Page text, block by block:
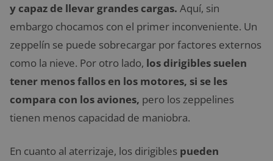
y capaz de llevar grandes cargas. Aquí, sin
embargo chocamos con el primer inconveniente. Un
zeppelín se puede sobrecargar por factores externos
como la nieve. Por otro lado, los dirigibles suelen
tener menos fallos en los motores, si se les
compara con los aviones, pero los zeppelines
tienen menos capacidad de maniobra.
En cuanto al aterrizaje, los dirigibles pueden